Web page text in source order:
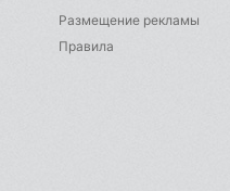
Размещение рекламы
Правила